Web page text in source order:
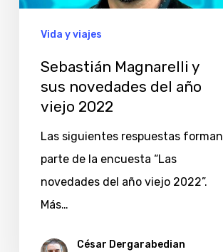
del
2022
Vida y viajes
Sebastián Magnarelli y
sus novedades del año
viejo 2022
Las siguientes respuestas forman
parte de la encuesta “Las
novedades del año viejo 2022”.
Más…
César Dergarabedian